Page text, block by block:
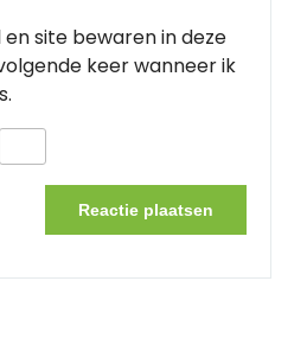
site bewaren in deze
keer wanneer ik